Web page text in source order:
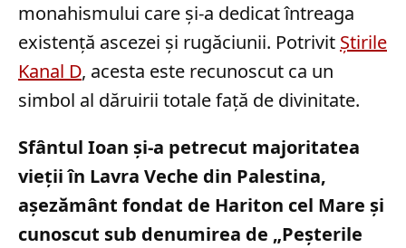
monahismului care și-a dedicat întreaga
existență ascezei și rugăciunii. Potrivit Știrile
Kanal D, acesta este recunoscut ca un
simbol al dăruirii totale față de divinitate.
Sfântul Ioan și-a petrecut majoritatea
vieții în Lavra Veche din Palestina,
așezământ fondat de Hariton cel Mare și
cunoscut sub denumirea de „Peșterile